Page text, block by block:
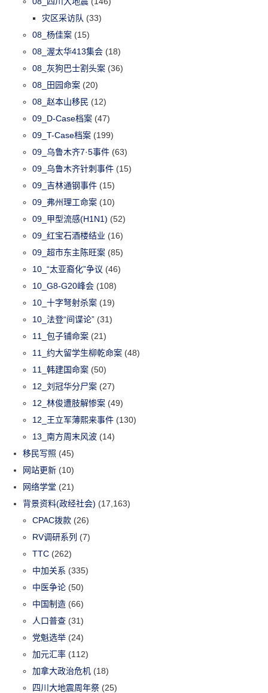
灾区采访队 (33)
08_杨佳案 (15)
08_渥太华413集会 (18)
08_灰狗巴士割头案 (36)
08_田园命案 (20)
08_赵本山移民 (12)
09_D-Case档案 (47)
09_T-Case档案 (199)
09_乌鲁木齐7·5事件 (63)
09_乌鲁木齐针刺事件 (15)
09_吉林通钢事件 (15)
09_弗州理工命案 (10)
09_甲型流感(H1N1) (52)
09_红宝石酒楼结业 (16)
09_超市东主陈旺案 (85)
10_“太亚裔化”争议 (46)
10_G8-G20峰会 (108)
10_十字弩射杀案 (19)
10_法登“间谍论” (31)
11_包子铺命案 (21)
11_约大留学生柳乾命案 (48)
11_韩建国命案 (50)
12_刘冠华分尸案 (27)
12_林俊遭肢解惨案 (49)
12_王立军薄熙来事件 (130)
13_南方周末风波 (14)
移民写照 (45)
网站更新 (10)
网络学堂 (21)
背景资料(政经社会) (17,163)
CPAC拨款 (26)
RV调研系列 (7)
TTC (262)
中加关系 (335)
中医争论 (50)
中国制造 (66)
人口普查 (31)
党魁选举 (24)
加元汇率 (112)
加拿大政治危机 (18)
四川大地震周年祭 (25)